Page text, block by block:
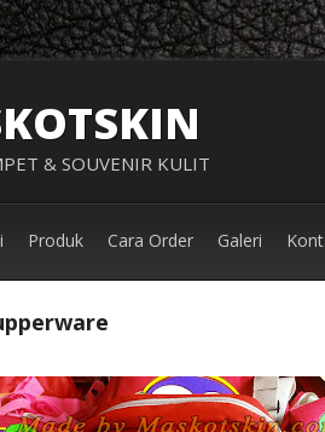
& SOUVENIR KULIT
Produk Cara Order Galeri